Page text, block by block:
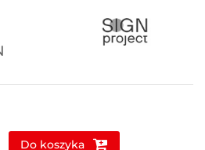
Do koszyka